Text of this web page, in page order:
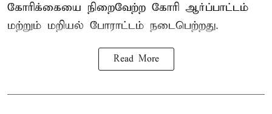
கோரிக்கையை நிறைவேற்ற கோரி ஆர்ப்பாட்டம்
மற்றும் மறியல் போராட்டம் நடைபெற்றது.
Read More